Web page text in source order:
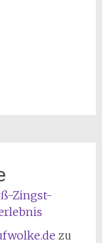
Zingst-
zu